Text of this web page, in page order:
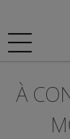
ACCUEIL
OFFRES
À